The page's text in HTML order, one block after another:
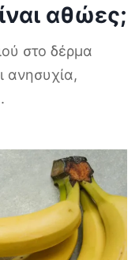
αθώες;
στο δέρμα
ανησυχία,